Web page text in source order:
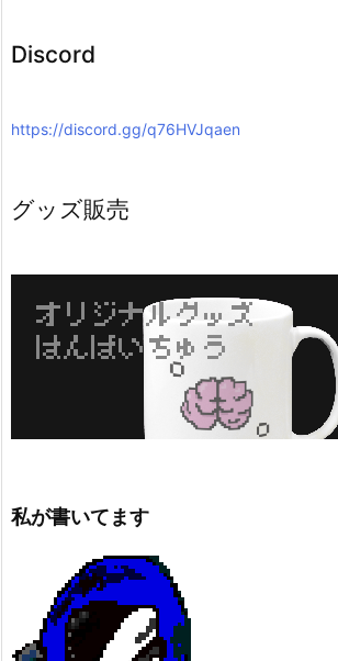
Discord
https://discord.gg/q76HVJqaen
グッズ販売
私が書いてます